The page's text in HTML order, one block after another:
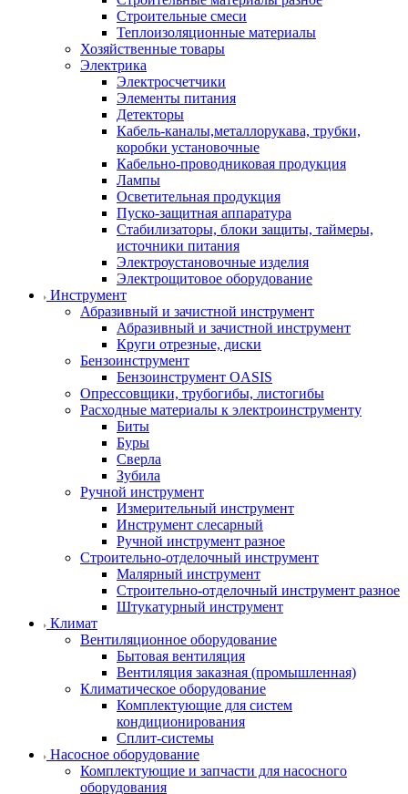
Строительные смеси
Теплоизоляционные материалы
Хозяйственные товары
Электрика
Электросчетчики
Элементы питания
Детекторы
Кабель-каналы,металлорукава, трубки,
коробки установочные
Кабельно-проводниковая продукция
Лампы
Осветительная продукция
Пуско-защитная аппаратура
Стабилизаторы, блоки защиты, таймеры,
источники питания
Электроустановочные изделия
Электрощитовое оборудование
Инструмент
Абразивный и зачистной инструмент
Абразивный и зачистной инструмент
Круги отрезные, диски
Бензоинструмент
Бензоинструмент OASIS
Опрессовщики, трубогибы, листогибы
Расходные материалы к электроинструменту
Биты
Буры
Сверла
Зубила
Ручной инструмент
Измерительный инструмент
Инструмент слесарный
Ручной инструмент разное
Строительно-отделочный инструмент
Малярный инструмент
Строительно-отделочный инструмент разное
Штукатурный инструмент
Климат
Вентиляционное оборудование
Бытовая вентиляция
Вентиляция заказная (промышленная)
Климатическое оборудование
Комплектующие для систем
кондиционирования
Сплит-системы
Насосное оборудование
Комплектующие и запчасти для насосного
оборудования